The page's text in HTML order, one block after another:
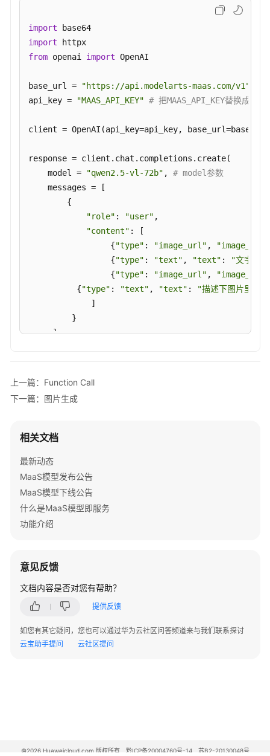
import
import
from openai import OpenAI
base_url = "https://api.modelarts-maas.com/v1"
api_key =
"MAAS_API_KEY" # 把MAAS_API_KEY替换成已
client = OpenAI(api_key=api_key,
response = client.chat.completions.create(
    model =
"qwen2.5-vl-72b" , # model参数
    messages = [
        {
"role" : "user" ,
"content" : [
                 {
"type" : "image_url" , "image_url"
                 {
"type" : "text" , "text" :
"文字提
                 {
"type" : "image_url" , "image_url"
          {
"type" : "text" , "text" :
"描述下图片里的
             ]
         }
     ]
上一篇：Function Call
下一篇：图片生成
相关文档
最新动态
MaaS模型发布公告
MaaS模型下线公告
什么是MaaS模型即服务
功能介绍
意见反馈
文档内容是否对您有帮助？
提供反馈
如您有其它疑问，您也可以通过华为云社区问答频道来与我们联系探讨
云宝助手提问
云社区提问
©2026 Huaweicloud.com 版权所有 黔ICP备20004760号-14 苏B2-20130048号